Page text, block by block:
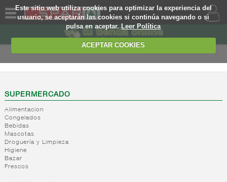
Este sitio web utiliza cookies para optimizar la experiencia del
usuario, se aceptarán las cookies si continúa navegando o si
pulsa en aceptar.Leer Política
ACEPTAR COOKIES
SOMOS
WEB
EJEMPLO
SUPERMERCADO
Alimentacion
Congelados
Bebidas
Mascotas
Droguería y Limpieza
Higiene
Bazar
Frescos